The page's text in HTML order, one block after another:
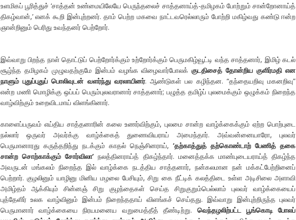
உளமிகப் பூரித்துச் ‘சாத்தன் உண்மையிலேயே பெருந்தலைச் சாத்தனாய்த்-தமிழகம் போற்றும் சான்றோனாய்த்
திகழ்வான்,’ எனக் கூறி இன்புற்றனர். தாம் பெற்ற மகவை நாட்டவரெல்லாரும் போற்றி மகிழ்வது கண்டு ஈன்ற
ஞான்றினும் பெரிது உவந்தனர் பெற்றோர்.
இவ்வாறு பிறந்த நாள் தொட்டுப் பெற்றோர்க்கும் உற்றோர்க்கும் பெருமகிழ்வூட்டி வந்த சாத்தனார், இமிழ் கடல்
சூழ்ந்த தமிழகம் முழுவதற்குமே இன்பம் வழங்க விழைவார்போலக்குடதிசைத் தோன்றிய குளிர்மதி என
நாளும் புதுப்புதுப் பொலிவுடன் வளர்ந்து வரலாயினர். ஆண்டுகள் பல கழிந்தன. “தந்தையறிவு மகனறிவு”
என்ற மணி மொழிக்கு ஒப்பப் பெரும்புலவரானார் சாத்தனார்; பழுத்த தமிழ்ப் புலமைக்கும் ஒழுக்கம் நிறைந்த
வாழ்விற்கும் உறைவிடமாய் விளங்கினார்.
காளைப்பருவம் எய்திய சாத்தனாரின் கலை உணர்விற்கும், புலமை சான்ற வாழ்க்கைக்கும் ஏற்ற பொற்புடை
நல்லார் ஒருவர் அவர்க்கு வாழ்க்கைத் துணைவியராய் அமைந்தார். அவ்வன்னையாரோ, புலவர்
பெருமானாரது கருத்தறிந்து நடக்கும் காதல் நெஞ்சினராய்,‘தற்காத்துத் தற்கொண்டாற் பேணித் தகை
சான்ற சொற்காக்கும் சோர்விலா’ நலத்தினராய்த் திகழ்ந்தார். மனைத்தக்க மாண்புடையராய்த் திகழ்ந்த
அவருடன் மங்கலம் நிறைந்த இல் வாழ்க்கை நடத்திய சாத்தனார், நன்கலமான நன் மக்கட்பேற்றினைப்
பெற்றார். குழலினும் யாழினு மினிய மழலை பேசியும், சிறு கை நீட்டிக் கலத்திடை உள்ள அடிசிலை அளாவி
அமிழ்தம் ஆக்கியும் சின்னஞ் சிறு குழந்தைகள் செய்த சிறுகுறும்பெல்லாம் புலவர் வாழ்க்கையைப்
புத்தேளிர் உலக வாழ்வினும் இன்பம் நிறைந்ததாய் விளங்கச் செய்தது. இவ்வாறு இன்புற்றிருந்த புலவர்
பெருமானார் வாழ்க்கையை நிரயமனைய வறுமைத்தீத் தீண்டிற்று. வெந்தழலிற்பட்ட பூங்கொடி போலப்